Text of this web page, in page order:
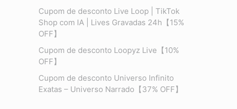
Cupom de desconto Live Loop | TikTok
Shop com IA | Lives Gravadas 24h【15%
OFF】
Cupom de desconto Loopyz Live【10%
OFF】
Cupom de desconto Universo Infinito
Exatas – Universo Narrado【37% OFF】